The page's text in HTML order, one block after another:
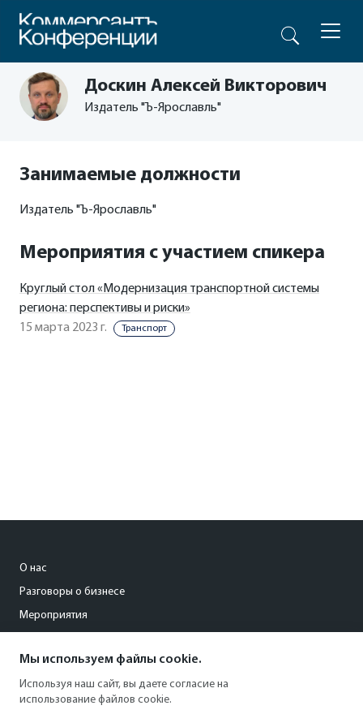
Доскин Алексей Викторович
Издатель "Ъ-Ярославль"
Занимаемые должности
Издатель "Ъ-Ярославль"
Мероприятия с участием спикера
Круглый стол «Модернизация транспортной системы
региона: перспективы и риски»
15 марта 2023 г.
Транспорт
О нас
Разговоры о бизнесе
Мероприятия
avd@yar.kommersant.ru
+7 (915) 973-97-33
Мы используем файлы cookie.
Используя наш сайт, вы даете согласие на
использование файлов cookie.